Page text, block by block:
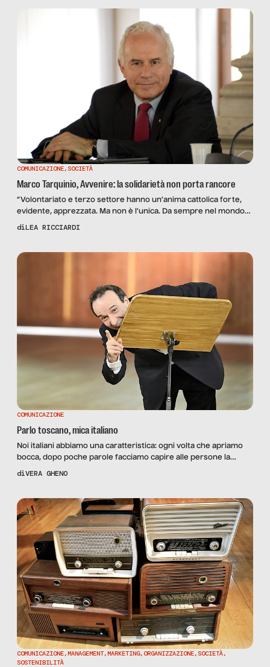
COMUNICAZIONE, SOCIETÀ
Marco Tarquinio, Avvenire: la solidarietà non porta rancore
“Volontariato e terzo settore hanno un’anima cattolica forte,
evidente, apprezzata. Ma non è l’unica. Da sempre nel mondo
del volontariato, della cooperazione, della solidarietà in
storia e la cultura dell’Italia, l’anima cattolica è un’anima […]
diLEA RICCIARDI
COMUNICAZIONE
Parlo toscano, mica italiano
Noi italiani abbiamo una caratteristica: ogni volta che apriamo
bocca, dopo poche parole facciamo capire alle persone la
nostra provenienza; quasi nessuno, infatti, parla naturalmente
esempi: l’opposizione tra e aperta e chiusa, che secondo la
norma dell’italiano ha valore […]
diVERA GHENO
COMUNICAZIONE,MANAGEMENT,MARKETING,ORGANIZZAZIONE, SOCIETÀ,
SOSTENIBILITÀ